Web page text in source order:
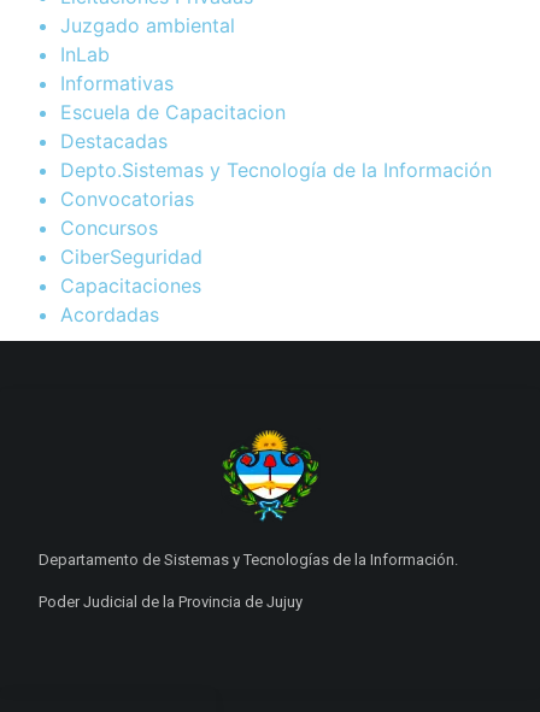
Juzgado ambiental
InLab
Informativas
Escuela de Capacitacion
Destacadas
Depto.Sistemas y Tecnología de la Información
Convocatorias
Concursos
CiberSeguridad
Capacitaciones
Acordadas
Departamento de Sistemas y Tecnologías de la Información.
Poder Judicial de la Provincia de Jujuy